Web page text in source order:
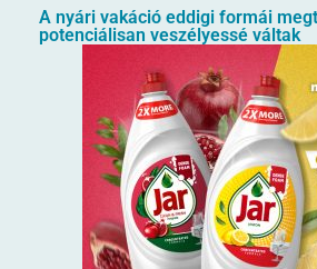
A nyári vakáció eddigi formái
potenciálisan veszélyessé váltak